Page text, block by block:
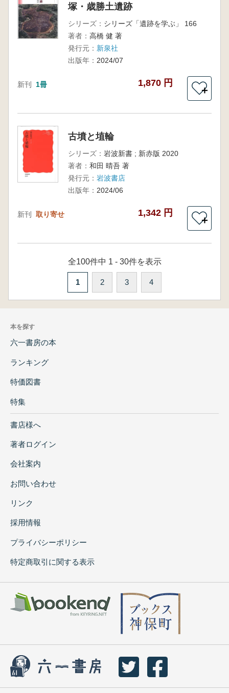
塚・歳勝土遺跡
シリーズ： シリーズ「遺跡を学ぶ」 166
著者： 高橋 健 著
発行元： 新泉社
出版年： 2024/07
新刊 1冊 1,870 円
＋
古墳と埴輪
シリーズ： 岩波新書 ; 新赤版 2020
著者： 和田 晴吾 著
発行元： 岩波書店
出版年： 2024/06
新刊 取り寄せ 1,342 円
＋
全100件中 1 - 30件を表示
1 2 3 4
本を探す
六一書房の本
ランキング
特価図書
特集
書店様へ
著者ログイン
会社案内
お問い合わせ
リンク
採用情報
プライバシーポリシー
特定商取引に関する表示